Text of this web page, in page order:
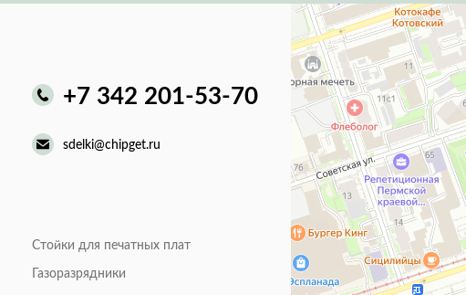
+7 342 201-53-70
sdelki@chipget.ru
Стойки для печатных плат
Газоразрядники